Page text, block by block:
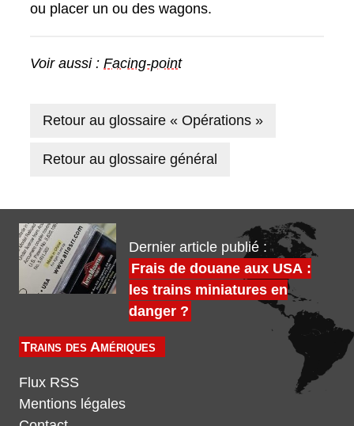
ou placer un ou des wagons.
Voir aussi : Facing-point
Retour au glossaire « Opérations »
Retour au glossaire général
Dernier article publié :
Frais de douane aux USA :
les trains miniatures en
danger ?
Trains des Amériques
Flux RSS
Mentions légales